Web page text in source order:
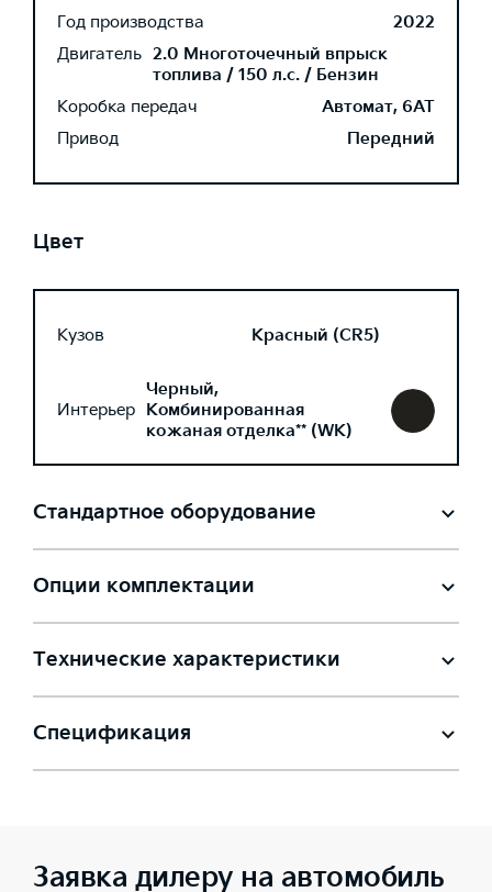
Год производства
2022
Двигатель 2.0 Многоточечный впрыск
топлива / 150 л.с. / Бензин
Коробка передач
Автомат, 6AT
Привод
Передний
Цвет
Кузов Красный (CR5)
Интерьер
Черный,
Комбинированная
кожаная отделка** (WK)
Стандартное оборудование
Опции комплектации
Технические характеристики
Спецификация
Заявка дилеру на автомобиль